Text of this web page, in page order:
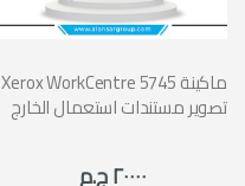
Xerox WorkCentre 5745 ماكينة
تصوير مستندات استعمال الخارج
٢٠٠٠٠ ج.م